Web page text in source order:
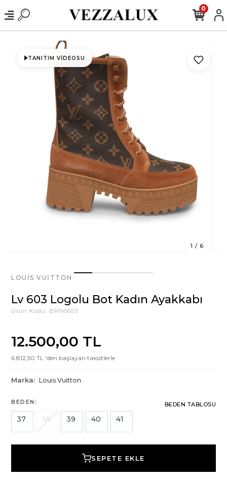
0
TANITIM VIDEOSU
1 / 6
LOUIS VUITTON
Lv 603 Logolu Bot Kadın Ayakkabı
Ürün Kodu: BRN0603
12.500,00 TL
6.812,50 TL 'den başlayan taksitlerle
Marka: Louis Vuitton
BEDEN: BEDEN TABLOSU
37 38 39 40 41
SEPETE EKLE